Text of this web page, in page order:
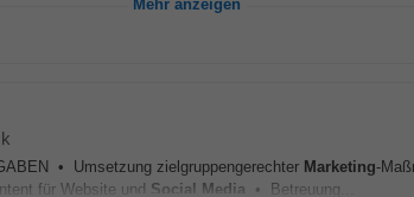
Mehr anzeigen
• Umsetzung zielgruppengerechter Marketing-
für Website und Social Media • Betreuung...